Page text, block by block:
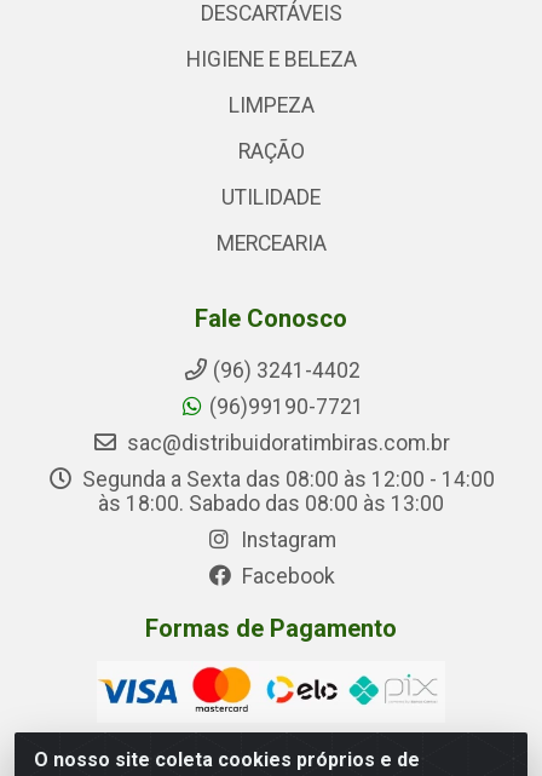
O nosso site coleta cookies próprios e de
DESCARTÁVEIS
HIGIENE E BELEZA
LIMPEZA
RAÇÃO
UTILIDADE
MERCEARIA
Fale Conosco
(96) 3241-4402
(96)99190-7721
sac@distribuidoratimbiras.com.br
Segunda a Sexta das 08:00 às 12:00 - 14:00
às 18:00. Sabado das 08:00 às 13:00
Instagram
Facebook
Formas de Pagamento